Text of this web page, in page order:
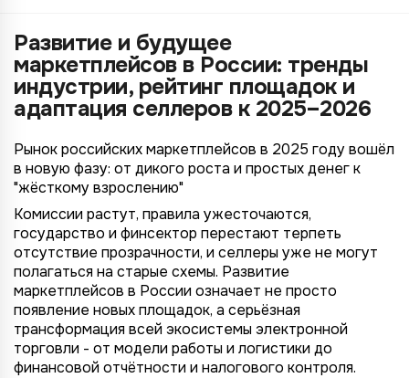
Развитие и будущее
маркетплейсов в России: тренды
индустрии, рейтинг площадок и
адаптация селлеров к 2025–2026
Рынок российских маркетплейсов в 2025 году вошёл
в новую фазу: от дикого роста и простых денег к
"жёсткому взрослению"
Комиссии растут, правила ужесточаются,
государство и финсектор перестают терпеть
отсутствие прозрачности, и селлеры уже не могут
полагаться на старые схемы. Развитие
маркетплейсов в России означает не просто
появление новых площадок, а серьёзная
трансформация всей экосистемы электронной
торговли - от модели работы и логистики до
финансовой отчётности и налогового контроля.